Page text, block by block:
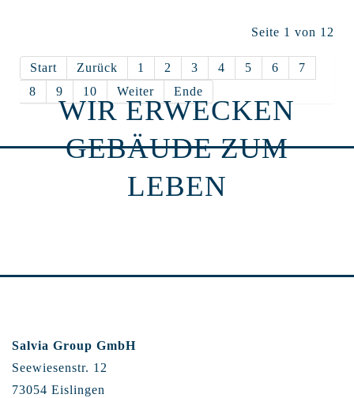
Seite 1 von 12
Start Zurück 1 2 3 4 5 6
7
8
9 10 Weiter Ende
WIR ERWECKEN
GEBÄUDE ZUM
LEBEN
Salvia Group GmbH
Seewiesenstr. 12
73054 Eislingen